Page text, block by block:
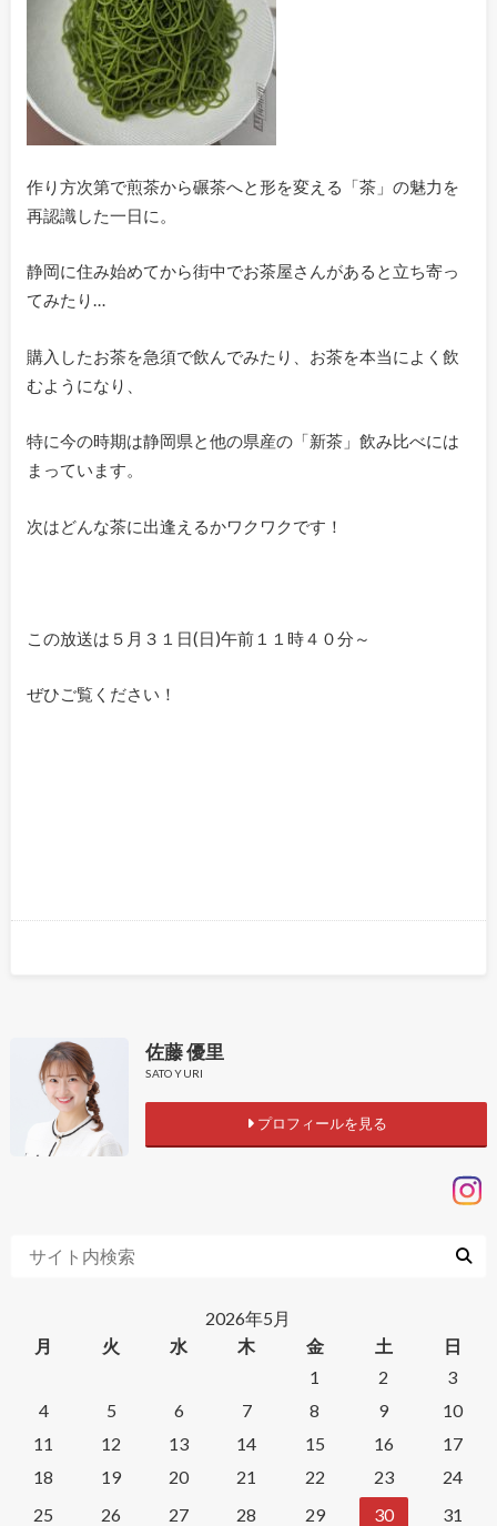
作り方次第で煎茶から碾茶へと形を変える「茶」の魅力を
再認識した一日に。
静岡に住み始めてから街中でお茶屋さんがあると立ち寄っ
てみたり…
購入したお茶を急須で飲んでみたり、お茶を本当によく飲
むようになり、
特に今の時期は静岡県と他の県産の「新茶」飲み比べには
まっています。
次はどんな茶に出逢えるかワクワクです！
この放送は５月３１日(日)午前１１時４０分～
ぜひご覧ください！
佐藤 優里
SATO YURI
プロフィールを見る
2026年5月
月
火 水 木 金 土
日
1
2
3
4
5 6 7 8 9
10
11
12 13 14 15 16
17
18
19 20 21 22 23
24
25
26 27 28 29 30
31